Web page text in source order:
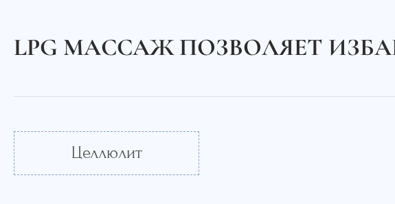
LPG МАССАЖ ПОЗВОЛЯЕТ
Целлюлит